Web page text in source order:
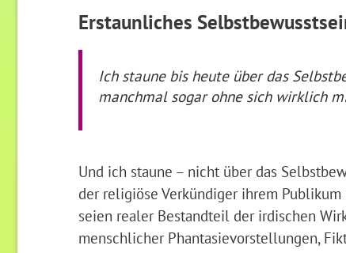
Erstaunliches
Ich staune bis heute über das
manchmal sogar ohne sich wirklich
Und ich staune – nicht über das
der religiöse Verkündiger ihrem
seien realer Bestandteil der irdischen
menschlicher Phantasievorstellungen,